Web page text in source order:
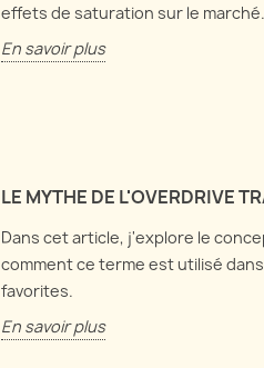
effets de saturation sur le marché.
En savoir plus
LE MYTHE DE L'OVERDRIVE
Dans cet article, j'explore le
comment ce terme est utilisé
favorites.
En savoir plus